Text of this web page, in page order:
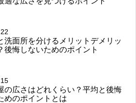
洗面所を分けるメリットデメリッ
後悔しないためのポイント
の広さはどれくらい？平均と後悔
めのポイントとは